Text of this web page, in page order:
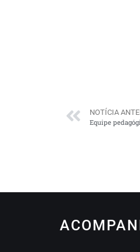
NOTÍCIA
Equipe